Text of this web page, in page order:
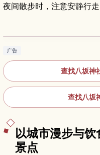
夜间散步时，注意安静行
京都八坂神社：祇园地
广告
查找八坂神
查找八坂
以城市漫步与
景点